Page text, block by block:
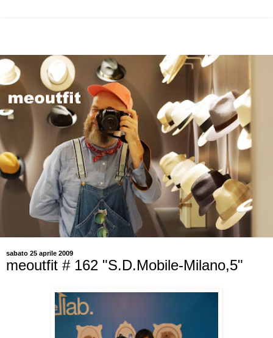
sabato 25 aprile 2009
meoutfit # 162 "S.D.Mobile-Milano,5"